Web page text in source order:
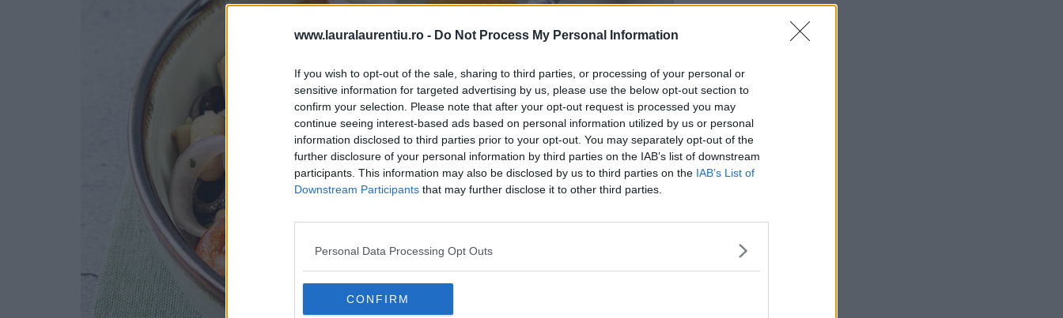
www.lauralaurentiu.ro - Do Not Process My Personal Information
If you wish to opt-out of the sale, sharing to third parties, or processing of your personal or
sensitive information for targeted advertising by us, please use the below opt-out section to
confirm your selection. Please note that after your opt-out request is processed you may
continue seeing interest-based ads based on personal information utilized by us or personal
information disclosed to third parties prior to your opt-out. You may separately opt-out of the
further disclosure of your personal information by third parties on the IAB’s list of downstream
participants. This information may also be disclosed by us to third parties on the IAB’s List of
Downstream Participants that may further disclose it to other third parties.
Personal Data Processing Opt Outs
CONFIRM